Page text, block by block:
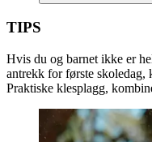
TIPS
Hvis du og barnet ikke er
antrekk for første skoledag,
Praktiske klesplagg,